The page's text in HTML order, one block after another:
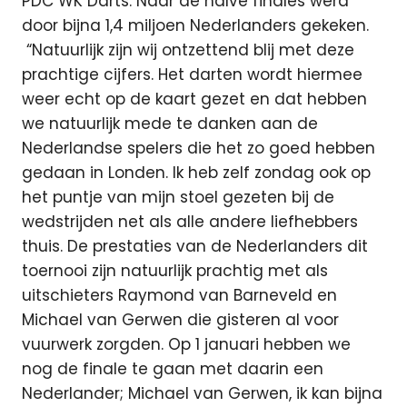
door bijna 1,4 miljoen Nederlanders gekeken.
“Natuurlijk zijn wij ontzettend blij met deze
prachtige cijfers. Het darten wordt hiermee
weer echt op de kaart gezet en dat hebben
we natuurlijk mede te danken aan de
Nederlandse spelers die het zo goed hebben
gedaan in Londen. Ik heb zelf zondag ook op
het puntje van mijn stoel gezeten bij de
wedstrijden net als alle andere liefhebbers
thuis. De prestaties van de Nederlanders dit
toernooi zijn natuurlijk prachtig met als
uitschieters Raymond van Barneveld en
Michael van Gerwen die gisteren al voor
vuurwerk zorgden. Op 1 januari hebben we
nog de finale te gaan met daarin een
Nederlander; Michael van Gerwen, ik kan bijna